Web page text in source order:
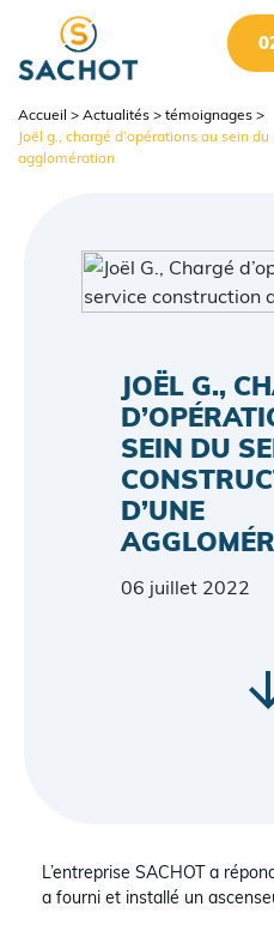
accueil > actualités > témoignages >
joël g., chargé d’opérations au sein du service construction d’une
agglomération
JOËL G.,
SEIN DU
D’UNE
06 juillet 2022
L’entreprise SACHOT a
a fourni et installé un